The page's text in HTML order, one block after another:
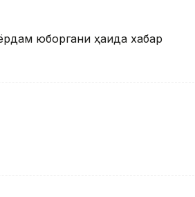
юборгани ҳақида хабар